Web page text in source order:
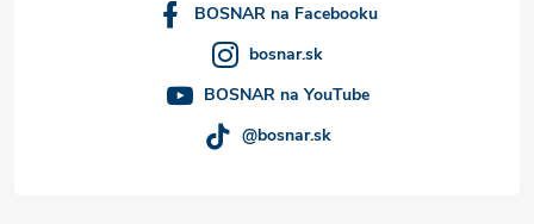
BOSNAR na Facebooku
bosnar.sk
BOSNAR na YouTube
@bosnar.sk